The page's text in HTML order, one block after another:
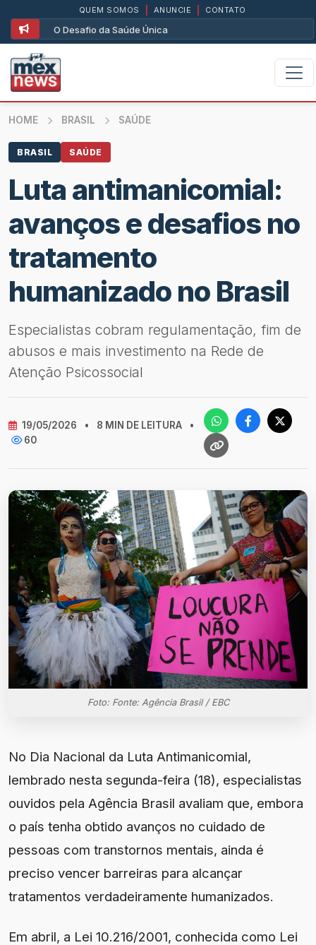
O Desafio da Saúde Única
QUEM SOMOS ANUNCIE CONTATO
HOME BRASIL SAÚDE
BRASIL SAÚDE
Luta antimanicomial:
avanços e desafios no
tratamento
humanizado no Brasil
Especialistas cobram regulamentação, fim de
abusos e mais investimento na Rede de
Atenção Psicossocial
19/05/2026 • 8 MIN DE LEITURA
•
60
Foto: Fonte: Agência Brasil / EBC
No Dia Nacional da Luta Antimanicomial,
lembrado nesta segunda-feira (18), especialistas
ouvidos pela Agência Brasil avaliam que, embora
o país tenha obtido avanços no cuidado de
pessoas com transtornos mentais, ainda é
preciso vencer barreiras para alcançar
tratamentos verdadeiramente humanizados.
Em abril, a Lei 10.216/2001, conhecida como Lei